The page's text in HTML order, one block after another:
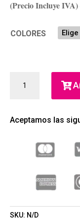
(Precio Incluye
COLORES
LIQUID
(MUJER)
CANTIDAD
Aceptamos las
SKU: N/D